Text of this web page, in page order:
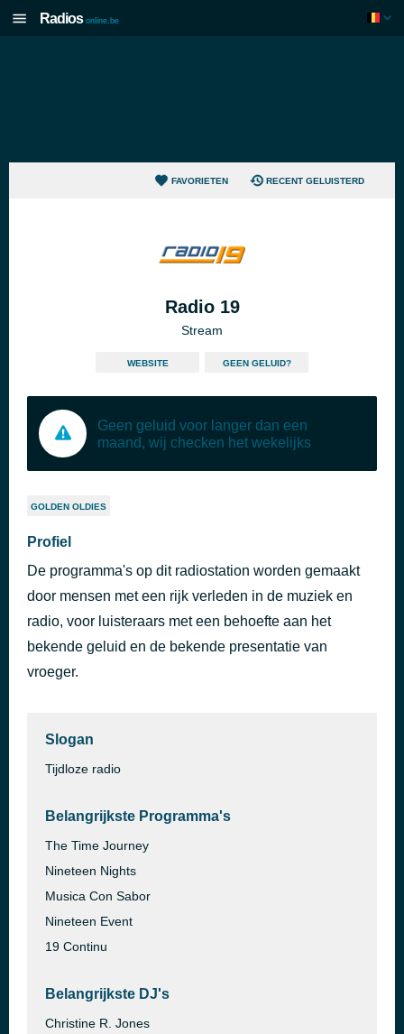
Radios online.be
FAVORIETEN RECENT GELUISTERD
Radio 19
Stream
WEBSITE GEEN GELUID?
Geen geluid voor langer dan een
maand, wij checken het wekelijks
GOLDEN OLDIES
Profiel
De programma's op dit radiostation worden gemaakt
door mensen met een rijk verleden in de muziek en
radio, voor luisteraars met een behoefte aan het
bekende geluid en de bekende presentatie van
vroeger.
Slogan
Tijdloze radio
Belangrijkste Programma's
The Time Journey
Nineteen Nights
Musica Con Sabor
Nineteen Event
19 Continu
Belangrijkste DJ's
Christine R. Jones